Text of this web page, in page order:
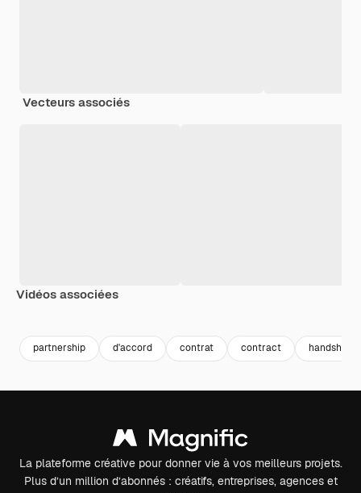
Vecteurs associés
Vidéos associées
partnership d'accord contrat contract handshake
La plateforme créative pour donner vie à vos meilleurs projets.
Plus d’un million d’abonnés : créatifs, entreprises, agences et